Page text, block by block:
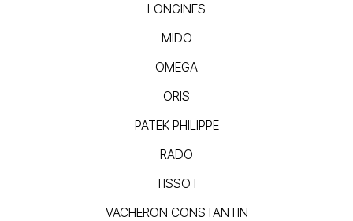
LONGINES
MIDO
OMEGA
ORIS
PATEK PHILIPPE
RADO
TISSOT
VACHERON CONSTANTIN